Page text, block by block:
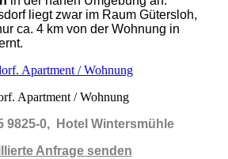
liegt zwar im Raum Gütersloh,
ca. 4 km von der Wohnung in
Apartment / Wohnung
9825-0, Hotel Wintersmühle
Anfrage senden